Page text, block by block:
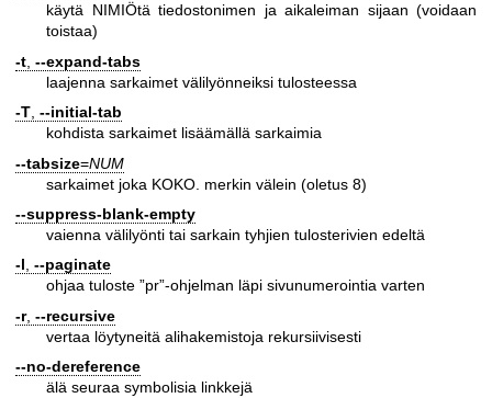
käytä NIMIÖtä tiedostonimen ja aikaleiman sijaan (voidaan
toistaa)
-t --expand-tabs
laajenna sarkaimet välilyönneiksi tulosteessa
-T --initial-tab
kohdista sarkaimet lisäämällä sarkaimia
--tabsize=NUM
sarkaimet joka KOKO. merkin välein (oletus 8)
--suppress-blank-empty
vaienna välilyönti tai sarkain tyhjien tulosterivien edeltä
-l, --paginate
ohjaa tuloste ”pr”-ohjelman läpi sivunumerointia varten
-r, --recursive
vertaa löytyneitä alihakemistoja rekursiivisesti
--no-dereference
älä seuraa symbolisia linkkejä